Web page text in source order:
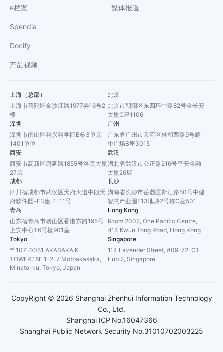
e档案
Spendia
Docify
产品视频
媒体报道
上海（总部）
上海市普陀区金沙江路1977弄16号2
楼
北京
北京市朝阳区东四环中路82号金长安
大厦C座1106
深圳
深圳市南山区科兴科学园B栋3单元
1401单位
广州
广东省广州市天河区林和西路9号耀
中广场B座3015
西安
西安市高新区唐延路1855号洛克大厦
27层
武汉
湖北省武汉市公正路216号平安金融
大厦26层
成都
四川省成都市武侯区天府大道中段天
府软件园-E3座-1-11号
长沙
湖南省长沙市岳麓区靳江路50号中建
智慧产业园E13地块2号栋C座501
青岛
山东省青岛市崂山区香港东路195号
上实中心T6号楼901室
Hong Kong
Room 2002, One Pacific Centre,
414 Kwun Tong Road, Hong Kong
Tokyo
〒107-0051 AKASAKA K-
TOWER,18F 1-2-7 Motoakasaka,
Minato-ku, Tokyo, Japan
Singapore
114 Lavender Street, #09-72, CT
Hub 2, Singapore
Shanghai ICP No.16047366
Shanghai Public Network Security No.31010702003225
CopyRight © 2026 Shanghai Zhenhui Information Technology
Co., Ltd.